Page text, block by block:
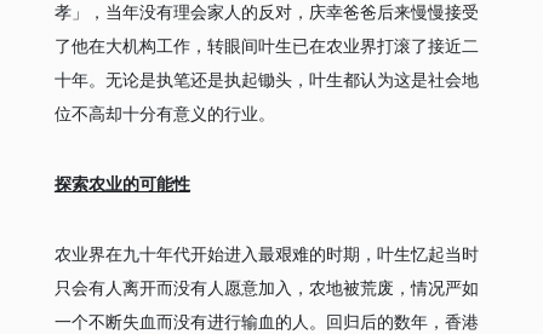
孝」，当年没有理会家人的反对，庆幸爸爸后来慢慢接受
了他在大机构工作，转眼间叶生已在农业界打滚了接近二
十年。无论是执笔还是执起锄头，叶生都认为这是社会地
位不高却十分有意义的行业。
探索农业的可能性
农业界在九十年代开始进入最艰难的时期，叶生忆起当时
只会有人离开而没有人愿意加入，农地被荒废，情况严如
一个不断失血而没有进行输血的人。回归后的数年，香港